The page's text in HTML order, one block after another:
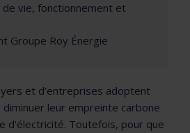
de vie, fonctionnement et
Groupe Roy Énergie
et d’entreprises adoptent
diminuer leur empreinte carbone
d’électricité. Toutefois, pour que